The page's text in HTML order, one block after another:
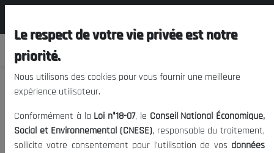
Nous vous prions de nous
excuser, mais l'accès à ce
contenu est restreint.
Le respect de votre vie privée est notre
priorité.
Nous utilisons des cookies pour vous fournir une meilleure
expérience utilisateur.
Conformément à la Loi n°18-07, le Conseil National Économique,
Social et Environnemental (CNESE), responsable du traitement,
sollicite votre consentement pour l'utilisation de vos données